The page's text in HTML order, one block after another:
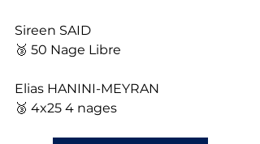
Sireen SAID
🥉 50 Nage Libre
Elias HANINI-MEYRAN
🥉 4x25 4 nages